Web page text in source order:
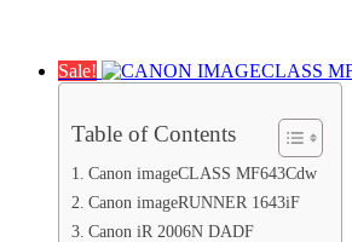
Sale!
Table of Contents
Canon imageCLASS MF643Cdw
Canon imageRUNNER 1643iF
Canon iR 2006N DADF